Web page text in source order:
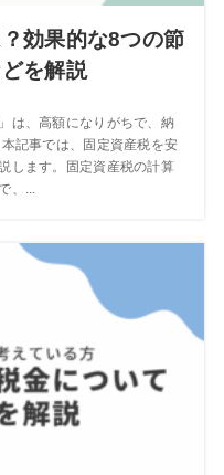
効果的な8つの節
を解説
は、高額になりがちで、納
記事では、固定資産税を安
します。固定資産税の計算
、...